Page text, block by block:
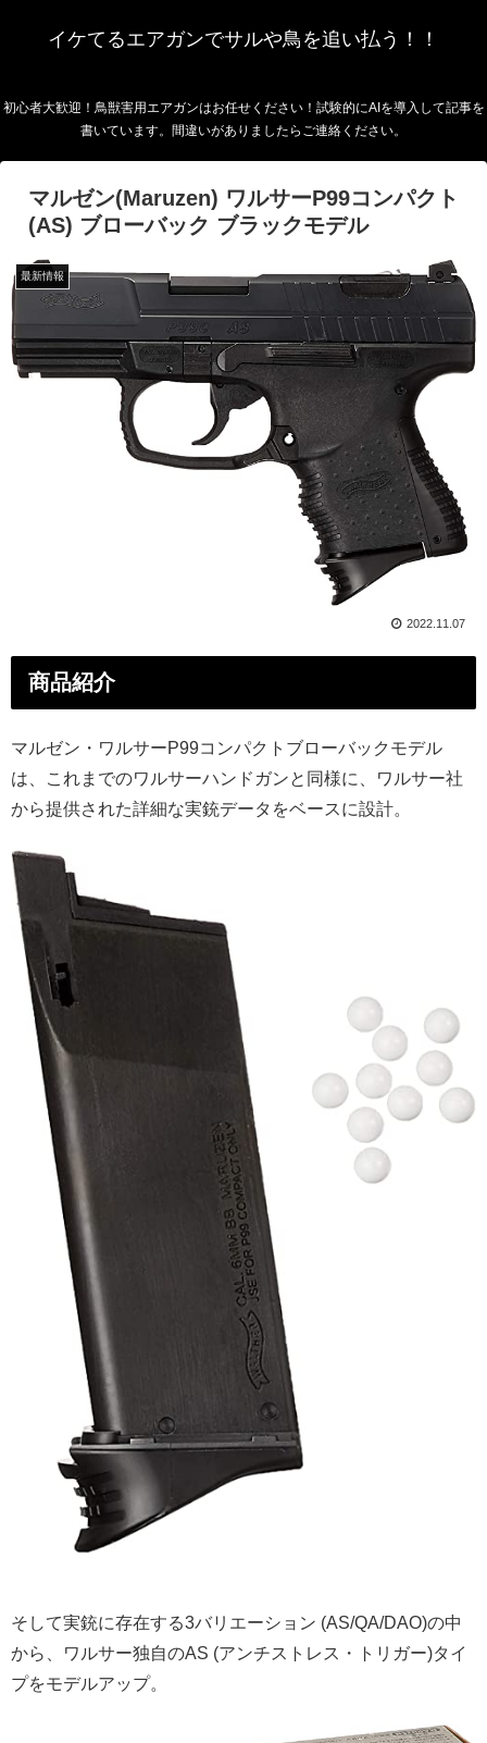
イケてるエアガンでサルや鳥を追い払う！！
初心者大歓迎！鳥獣害用エアガンはお任せください！試験的にAIを導入して記事を
書いています。間違いがありましたらご連絡ください。
マルゼン(Maruzen) ワルサーP99コンパクト
(AS) ブローバック ブラックモデル
最新情報
2022.11.07
商品紹介
マルゼン・ワルサーP99コンパクトブローバックモデル
は、これまでのワルサーハンドガンと同様に、ワルサー社
から提供された詳細な実銃データをベースに設計。
そして実銃に存在する3バリエーション (AS/QA/DAO)の中
から、ワルサー独自のAS (アンチストレス・トリガー)タイ
プをモデルアップ。